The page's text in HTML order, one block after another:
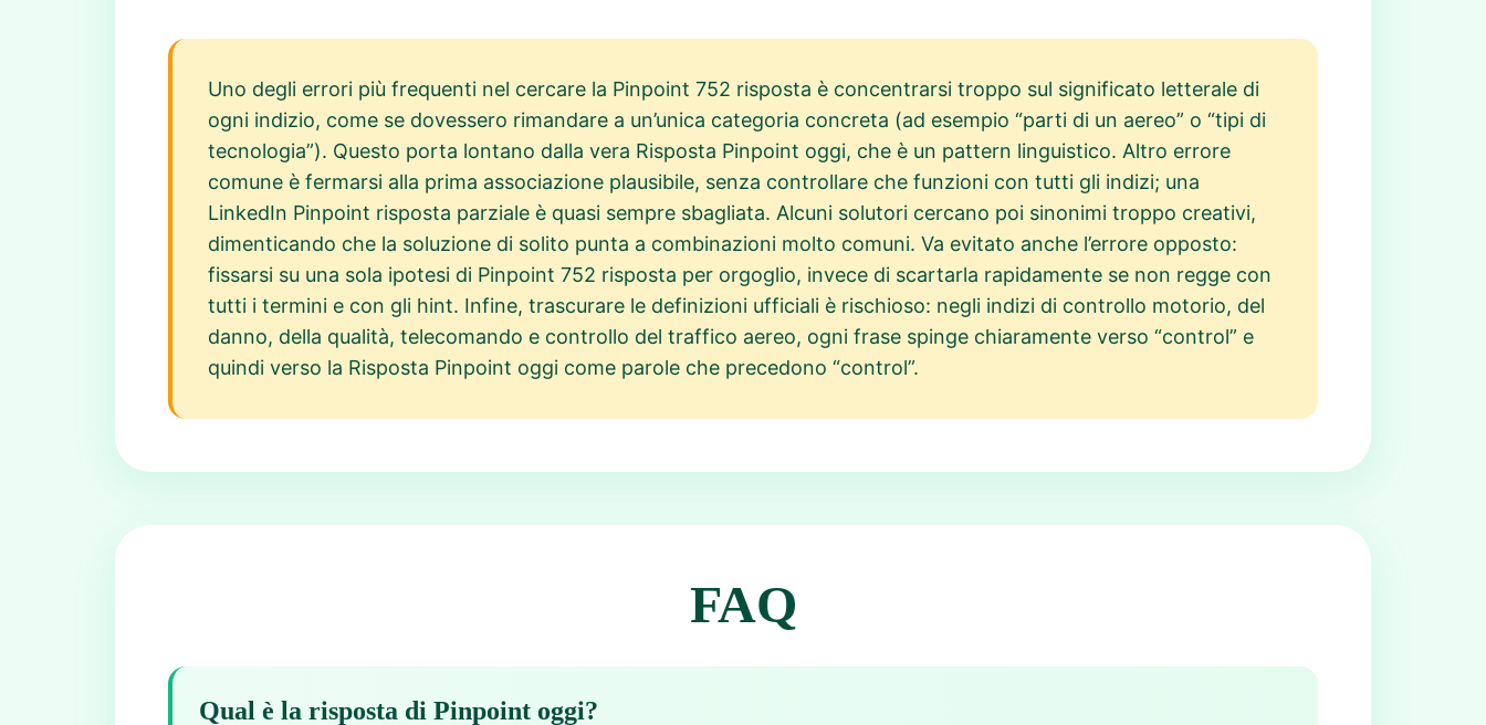
Uno degli errori più frequenti nel cercare la Pinpoint 752 risposta è concentrarsi troppo sul significato letterale di
ogni indizio, come se dovessero rimandare a un’unica categoria concreta (ad esempio “parti di un aereo” o “tipi di
tecnologia”). Questo porta lontano dalla vera Risposta Pinpoint oggi, che è un pattern linguistico. Altro errore
comune è fermarsi alla prima associazione plausibile, senza controllare che funzioni con tutti gli indizi; una
LinkedIn Pinpoint risposta parziale è quasi sempre sbagliata. Alcuni solutori cercano poi sinonimi troppo creativi,
dimenticando che la soluzione di solito punta a combinazioni molto comuni. Va evitato anche l’errore opposto:
fissarsi su una sola ipotesi di Pinpoint 752 risposta per orgoglio, invece di scartarla rapidamente se non regge con
tutti i termini e con gli hint. Infine, trascurare le definizioni ufficiali è rischioso: negli indizi di controllo motorio, del
danno, della qualità, telecomando e controllo del traffico aereo, ogni frase spinge chiaramente verso “control” e
quindi verso la Risposta Pinpoint oggi come parole che precedono “control”.
FAQ
Qual è la risposta di Pinpoint oggi?